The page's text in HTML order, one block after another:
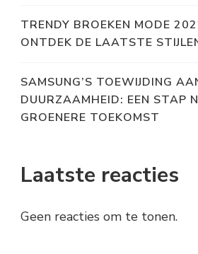
TRENDY BROEKEN MODE
ONTDEK DE LAATSTE
SAMSUNG’S TOEWIJDING
DUURZAAMHEID: EEN STAP
GROENERE TOEKOMST
Laatste reacties
Geen reacties om te tonen.